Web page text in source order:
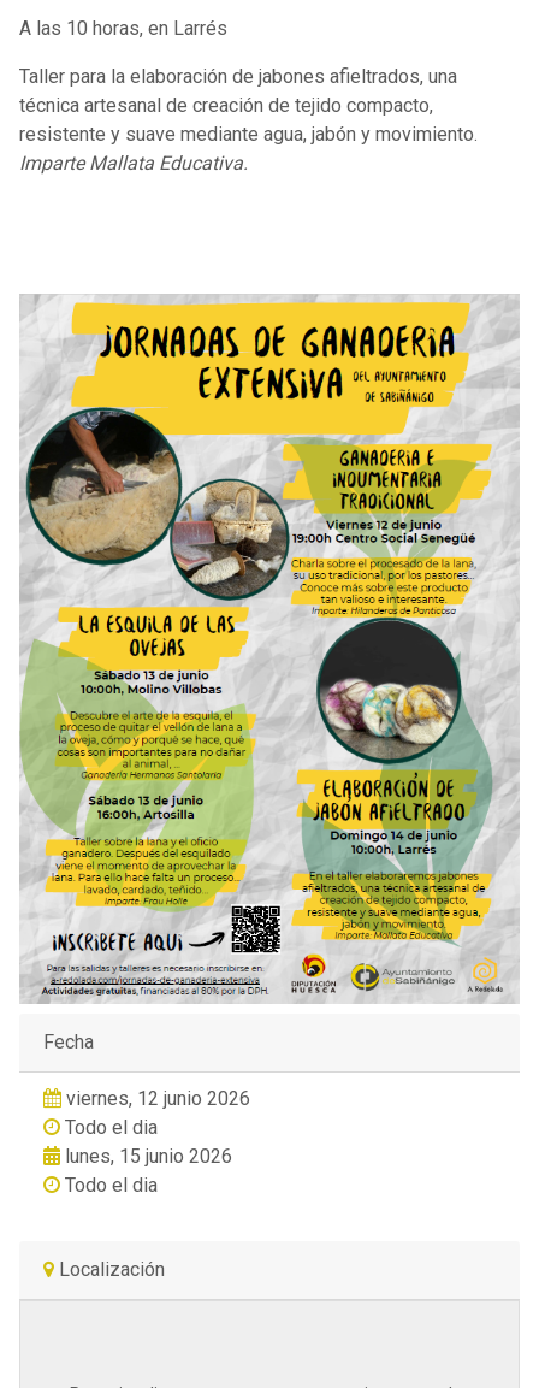
A las 10 horas, en Larrés
Taller para la elaboración de jabones afieltrados, una
técnica artesanal de creación de tejido compacto,
resistente y suave mediante agua, jabón y movimiento.
Imparte Mallata Educativa.
Fecha
viernes, 12 junio 2026
Todo el dia
lunes, 15 junio 2026
Todo el dia
Localización